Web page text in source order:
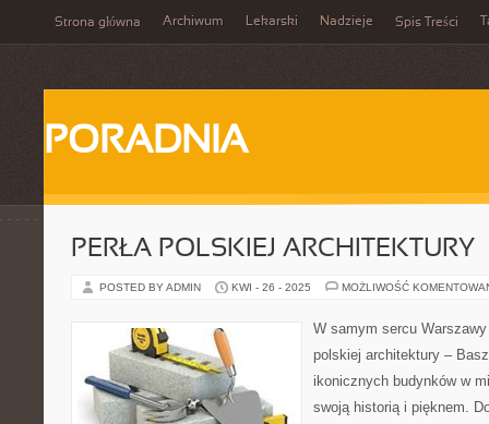
Strona główna Archiwum Lekarski Nadzieje Spis Treści
PORADNIA
PERŁA POLSKIEJ ARCHITEKTURY
POSTED BY ADMIN KWI - 26 - 2025 MOŻLIWOŚĆ
W samym sercu
polskiej architektury –
ikonicznych budynków w
swoją historią i pięknem.